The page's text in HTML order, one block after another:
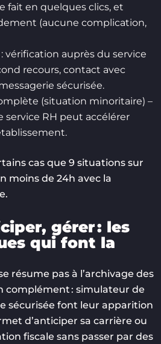
fait en quelques clics, et
(aucune complication,
vérification auprès du service
recours, contact avec
sécurisée.
(situation minoritaire) –
service RH peut accélérer
cas que 9 situations sur
moins de 24h avec la
gérer : les
qui font la
résume pas à l’archivage des
complément : simulateur de
sécurisée font leur apparition
d’anticiper sa carrière ou
fiscale sans passer par des